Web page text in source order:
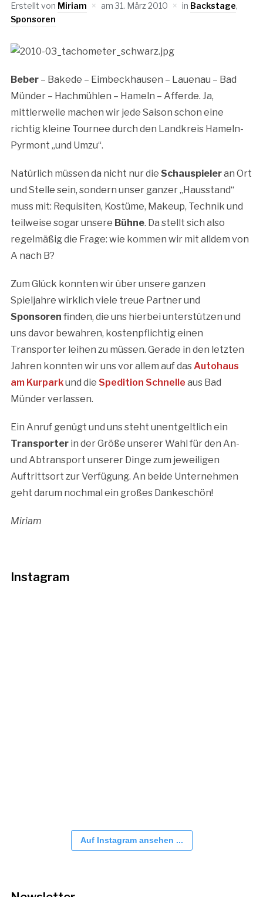
Erstellt von Miriam am31. März 2010 in Backstage,
Sponsoren
Beber– Bakede – Eimbeckhausen – Lauenau – Bad
Münder – Hachmühlen – Hameln – Afferde. Ja,
mittlerweile machen wir jede Saison schon eine
richtig kleine Tournee durch den Landkreis Hameln-
Pyrmont „und Umzu“.
Natürlich müssen da nicht nur die Schauspieleran Ort
und Stelle sein, sondern unser ganzer „Hausstand“
muss mit: Requisiten, Kostüme, Makeup, Technik und
teilweise sogar unsere Bühne. Da stellt sich also
regelmäßig die Frage: wie kommen wir mit alldem von
A nach B?
Zum Glück konnten wir über unsere ganzen
Spieljahre wirklich viele treue Partner und
Sponsoren finden, die uns hierbei unterstützen und
uns davor bewahren, kostenpflichtig einen
Transporter leihen zu müssen. Gerade in den letzten
Jahren konnten wir uns vor allem auf dasAutohaus
am Kurparkund die Spedition Schnelle aus Bad
Münder verlassen.
Ein Anruf genügt und uns steht unentgeltlich ein
Transporterin der Größe unserer Wahl für den An-
und Abtransport unserer Dinge zum jeweiligen
Auftrittsort zur Verfügung. An beide Unternehmen
geht darum nochmal ein großes Dankeschön!
Miriam
Instagram
Auf Instagram ansehen ...